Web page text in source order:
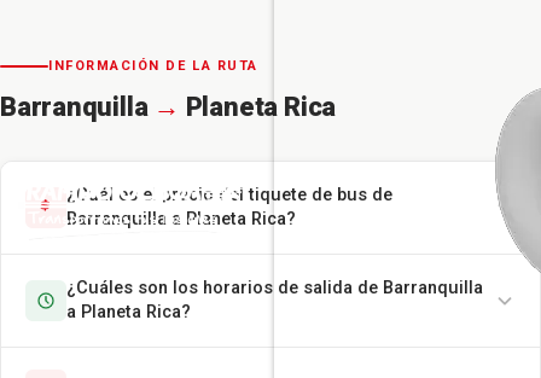
INFORMACIÓN DE LA RUTA
Barranquilla → Planeta Rica
¿Cuál es el precio del tiquete de bus de
Barranquilla a Planeta Rica?
¿Cuáles son los horarios de salida de Barranquilla
a Planeta Rica?